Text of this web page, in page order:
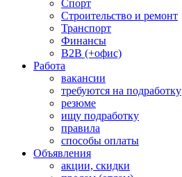
Спорт
Строительство и ремонт
Транспорт
Финансы
B2B (+офис)
Работа
вакансии
требуются на подработку
резюме
ищу подработку
правила
способы оплаты
Объявления
акции, скидки